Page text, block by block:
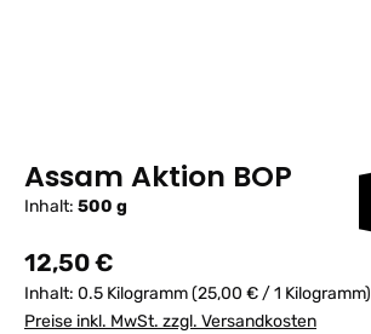
Assam Aktion BOP
Inhalt: 500 g
Regulärer Preis:
12,50 €
Inhalt: 0.5 Kilogramm(25,00 € / 1 Kilogramm)
Preise inkl. MwSt. zzgl. Versandkosten